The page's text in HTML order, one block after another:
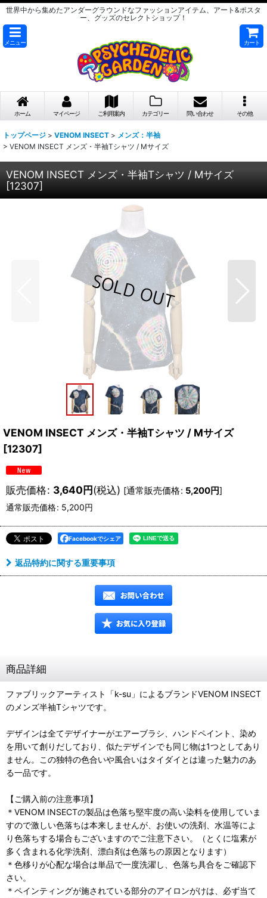
世界中から集めたアンダーグラウンドなファッションアイテム、アート&ポスタ
ー、グッズのセレクトショップ！
メニュー カート
ホーム マイページ ご利用案内 カテゴリー 問い合わせ その他
トップページ > VENOM INSECT > メンズ：半袖
> VENOM INSECT メンズ・半袖Tシャツ / Mサイズ
VENOM INSECT メンズ・半袖Tシャツ / Mサイズ
[12307]
VENOM INSECT メンズ・半袖Tシャツ / Mサイズ
[12307]
販売価格: 3,640円(税込) [通常販売価格: 5,200円]
通常販売価格: 5,200円
Facebookでシェア
返品特約に関する重要事項
商品詳細
ファブリックアーティスト「k-su」によるブランドVENOM INSECT
のメンズ半袖Tシャツです。
デザインは全てデザイナーがエアーブラシ、ハンドペイント、染め
を用いて創りだしており、似たデザインでも同じ物は1つとしてあり
ません。この独特の色合いや風合いはタイダイとは違った魅力のあ
る一品です。
【ご購入前の注意事項】
＊VENOM INSECTの製品は色落ち堅牢度の高い染料を使用していま
すので激しい色落ちは本来しませんが、お使いの洗剤、水温等によ
り色落ちする場合もございますのでご注意下さい。（とくに塩素が
多く含まれる化学洗剤、漂白剤は色落ちの原因となります）
＊色移りが心配な場合は単品で一度洗濯し、色落ち具合をご確認下
さい。
＊ペインティングが施されている部分のアイロンがけは、必ず当て